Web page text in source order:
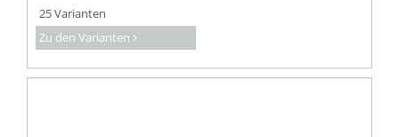
25 Varianten
Zu den Varianten